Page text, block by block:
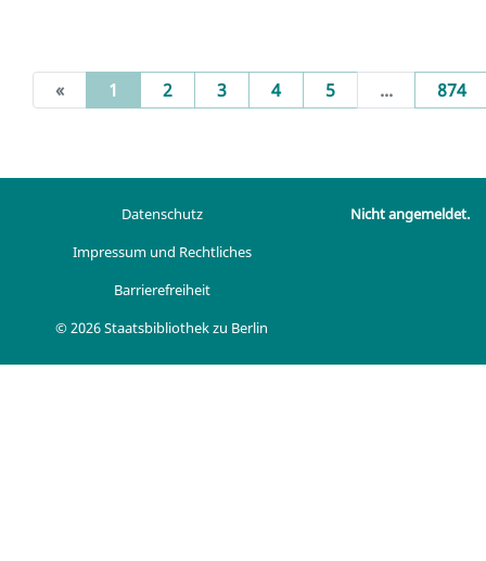
« 1 (current)
2 3 4 5 ... 874
Datenschutz
Impressum und Rechtliches
Barrierefreiheit
© 2026 Staatsbibliothek zu Berlin
Nicht angemeldet.